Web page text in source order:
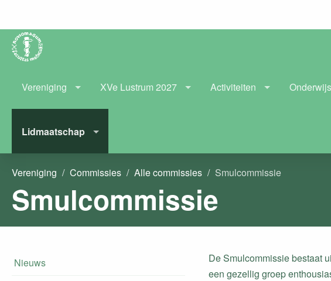
Vereniging XVe Lustrum 2027 Activiteiten Onderwijs
Lidmaatschap
Vereniging Commissies Alle commissies Smulcommissie
Smulcommissie
Nieuws
De Smulcommissie bestaat
een gezellig groep